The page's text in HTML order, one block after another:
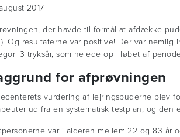
2017
der havde til formål at afdække
Og resultaterne var positive! Der var
3 tryksår, som helede op i løbet af
for afprøvningen
vurdering af lejringspuderne blev
ud fra en systematisk testplan, og den
var i alderen mellem 22 og 83